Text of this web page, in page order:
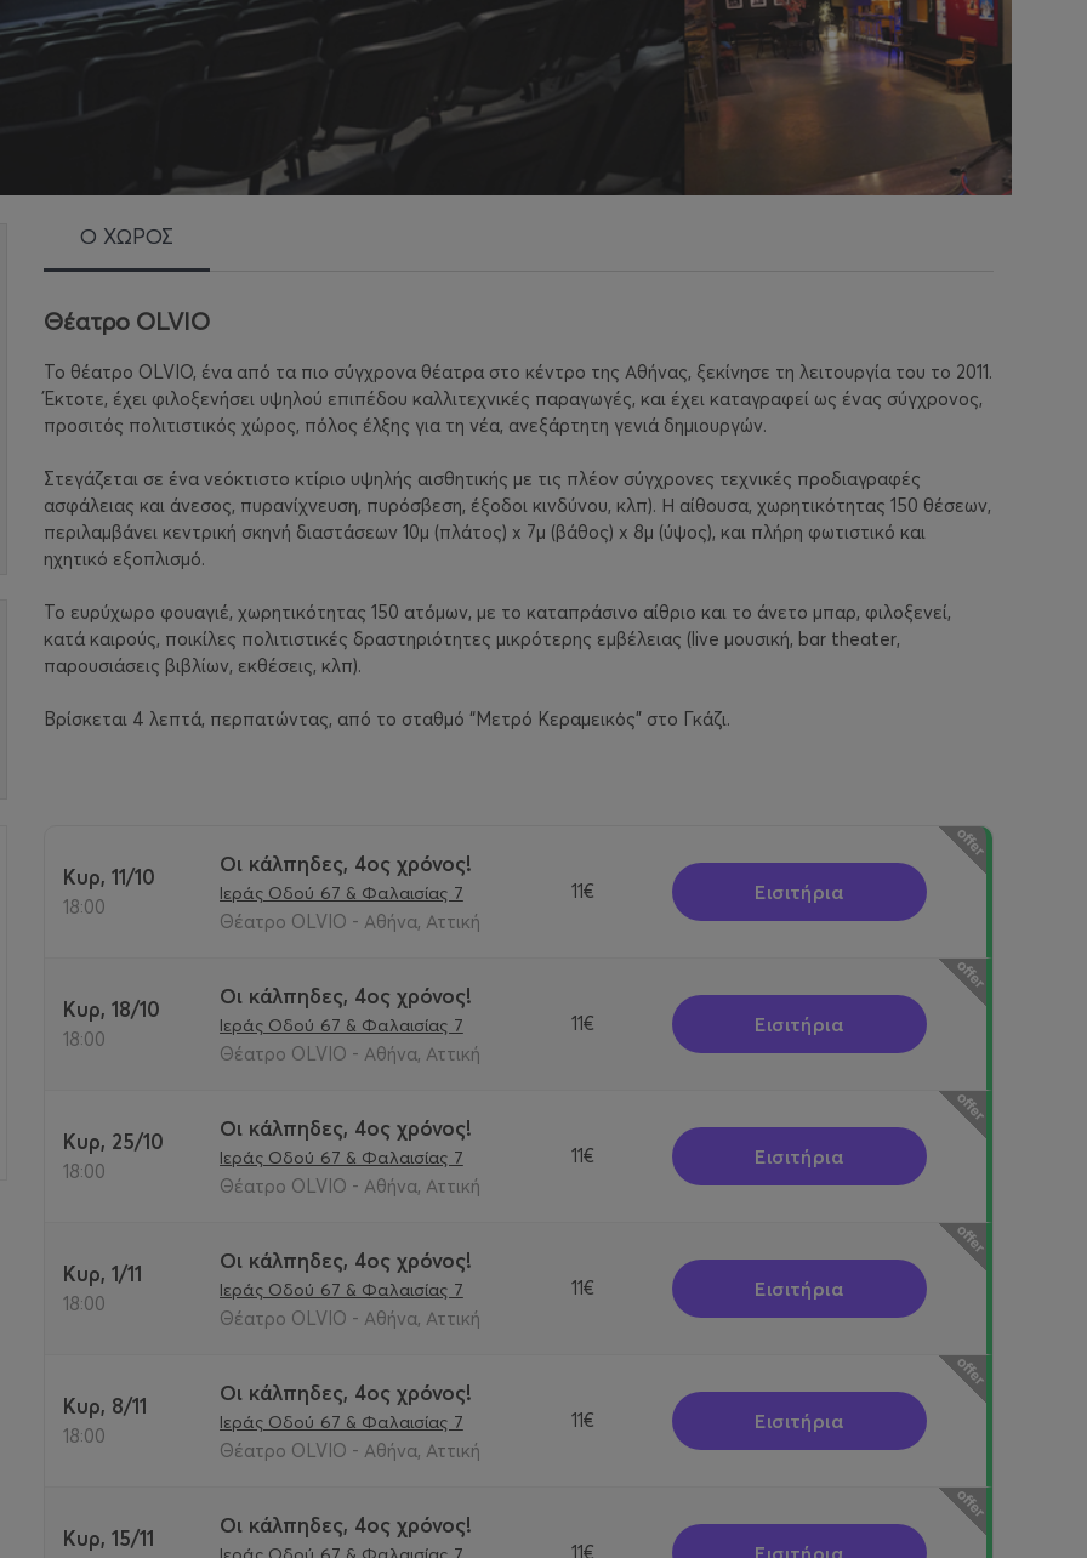
Ο ΧΩΡΟΣ
Θέατρο OLVIO
To θέατρο OLVIO, ένα από τα πιο σύγχρονα θέατρα στο κέντρο της Αθήνας, ξεκίνησε τη λειτουργία του το 2011.
Έκτοτε, έχει φιλοξενήσει υψηλού επιπέδου καλλιτεχνικές παραγωγές, και έχει καταγραφεί ως ένας σύγχρονος,
προσιτός πολιτιστικός χώρος, πόλος έλξης για τη νέα, ανεξάρτητη γενιά δημιουργών.
Στεγάζεται σε ένα νεόκτιστο κτίριο υψηλής αισθητικής με τις πλέον σύγχρονες τεχνικές προδιαγραφές
ασφάλειας και άνεσoς, πυρανίχνευση, πυρόσβεση, έξοδοι κινδύνου, κλπ). Η αίθουσα, χωρητικότητας 150 θέσεων,
περιλαμβάνει κεντρική σκηνή διαστάσεων 10μ (πλάτος) x 7μ (βάθος) x 8μ (ύψος), και πλήρη φωτιστικό και
ηχητικό εξοπλισμό.
Το ευρύχωρο φουαγιέ, χωρητικότητας 150 ατόμων, με το καταπράσινο αίθριο και το άνετο μπαρ, φιλοξενεί,
κατά καιρούς, ποικίλες πολιτιστικές δραστηριότητες μικρότερης εμβέλειας (live μουσική, bar theater,
παρουσιάσεις βιβλίων, εκθέσεις, κλπ).
Βρίσκεται 4 λεπτά, περπατώντας, από το σταθμό “Μετρό Κεραμεικὀς” στο Γκάζι.
Κυρ, 11/10
18:00
Οι κάλπηδες, 4ος χρόνος!
Ιεράς Οδού 67 & Φαλαισίας 7
Θέατρο OLVIO - Αθήνα, Αττική
11€ Εισιτήρια
Κυρ, 18/10
18:00
Οι κάλπηδες, 4ος χρόνος!
Ιεράς Οδού 67 & Φαλαισίας 7
Θέατρο OLVIO - Αθήνα, Αττική
11€ Εισιτήρια
Κυρ, 25/10
18:00
Οι κάλπηδες, 4ος χρόνος!
Ιεράς Οδού 67 & Φαλαισίας 7
Θέατρο OLVIO - Αθήνα, Αττική
11€ Εισιτήρια
Κυρ, 1/11
18:00
Οι κάλπηδες, 4ος χρόνος!
Ιεράς Οδού 67 & Φαλαισίας 7
Θέατρο OLVIO - Αθήνα, Αττική
11€ Εισιτήρια
Κυρ, 8/11
18:00
Οι κάλπηδες, 4ος χρόνος!
Ιεράς Οδού 67 & Φαλαισίας 7
Θέατρο OLVIO - Αθήνα, Αττική
11€ Εισιτήρια
Κυρ, 15/11
Οι κάλπηδες, 4ος χρόνος!
11€ Εισιτήρια